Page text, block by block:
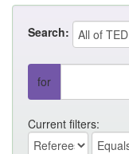
Search:
for
Current filters: